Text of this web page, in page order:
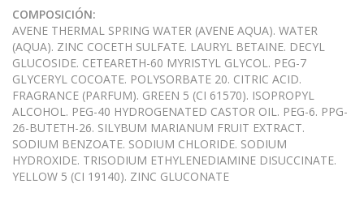
COMPOSICIÓN:
AVENE THERMAL SPRING WATER (AVENE AQUA). WATER
(AQUA). ZINC COCETH SULFATE. LAURYL BETAINE. DECYL
GLUCOSIDE. CETEARETH-60 MYRISTYL GLYCOL. PEG-7
GLYCERYL COCOATE. POLYSORBATE 20. CITRIC ACID.
FRAGRANCE (PARFUM). GREEN 5 (CI 61570). ISOPROPYL
ALCOHOL. PEG-40 HYDROGENATED CASTOR OIL. PEG-6. PPG-
26-BUTETH-26. SILYBUM MARIANUM FRUIT EXTRACT.
SODIUM BENZOATE. SODIUM CHLORIDE. SODIUM
HYDROXIDE. TRISODIUM ETHYLENEDIAMINE DISUCCINATE.
YELLOW 5 (CI 19140). ZINC GLUCONATE